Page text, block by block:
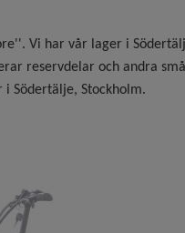
Vi har vår lager i
reservdelar och andra
Södertälje, Stockholm.